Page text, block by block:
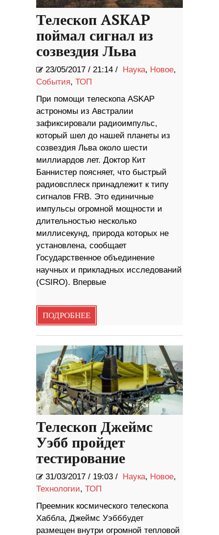
Телескоп ASKAP
поймал сигнал из
созвездия Льва
23/05/2017 / 21:14 / Наука, Новое,
События, ТОП
При помощи телескопа ASKAP
астрономы из Австралии
зафиксировали радиоимпульс,
который шел до нашей планеты из
созвездия Льва около шести
миллиардов лет. Доктор Кит
Баннистер поясняет, что быстрый
радиовсплеск принадлежит к типу
сигналов FRB. Это единичные
импульсы огромной мощности и
длительностью несколько
миллисекунд, природа которых не
установлена, сообщает
Государственное объединение
научных и прикладных исследований
(CSIRO). Впервые
ПОДРОБНЕЕ
Телескоп Джеймс
Уэбб пройдет
тестирование
31/03/2017 / 19:03 / Наука, Новое,
Технологии, ТОП
Преемник космического телескопа
Хаббла, Джеймс Уэбббудет
размещен внутри огромной тепловой